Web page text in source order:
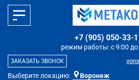
Выберите локацию: Воронеж
режим работы: с 9:00 до
+7 (905) 050-33-
ЗАКАЗАТЬ ЗВОНОК